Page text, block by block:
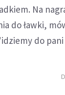
Na
do ławki,
do